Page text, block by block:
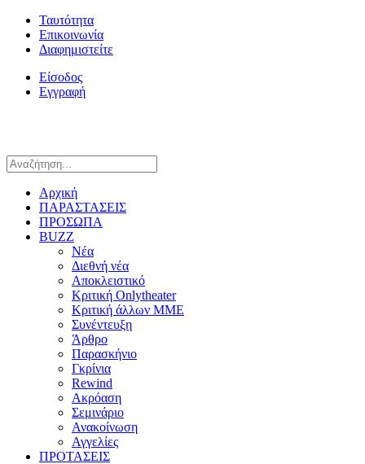
Ταυτότητα
Επικοινωνία
Διαφημιστείτε
Είσοδος
Εγγραφή
Αρχική
ΠΑΡΑΣΤΑΣΕΙΣ
ΠΡΟΣΩΠΑ
BUZZ
Νέα
Διεθνή νέα
Αποκλειστικό
Κριτική Onlytheater
Κριτική άλλων ΜΜΕ
Συνέντευξη
Άρθρο
Παρασκήνιο
Γκρίνια
Rewind
Ακρόαση
Σεμινάριο
Ανακοίνωση
Αγγελίες
ΠΡΟΤΑΣΕΙΣ